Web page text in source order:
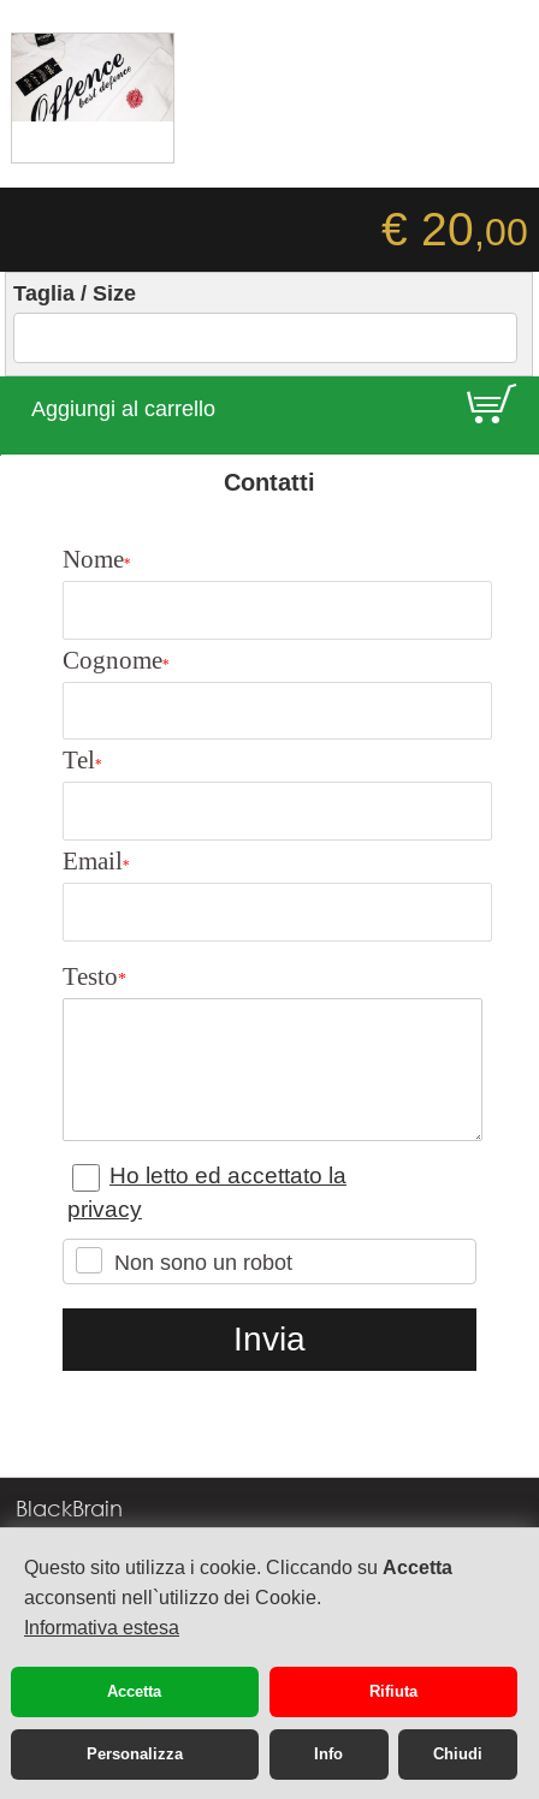
Questo sito utilizza i cookie. Cliccando su Accetta
acconsenti nell`utilizzo dei Cookie.
Informativa estesa
Accetta Rifiuta
Personalizza Info Chiudi
€ 20,00
Taglia / Size
Aggiungi al carrello E
Contatti
Nome*
Cognome*
Tel*
Email*
Testo*
Ho letto ed accettato la
privacy
Non sono un robot
BlackBrain
Corso Milano, 83
37138 Verona
info@blackbrain.it
TEL. +39 045 575888
P.Iva 03992340236